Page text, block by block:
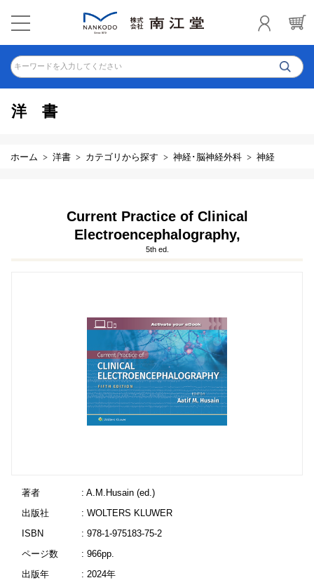
キーワードを入力してください
洋書
ホーム 洋書 カテゴリから探す 神経･脳神経外科 神経
Current Practice of Clinical
Electroencephalography,
5th ed.
著者
: A.M.Husain (ed.)
出版社
: WOLTERS KLUWER
ISBN
: 978-1-975183-75-2
ページ数
: 966pp.
出版年
: 2024年